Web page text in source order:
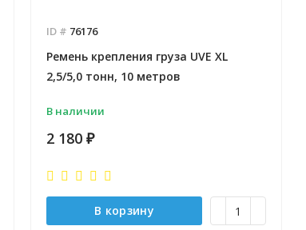
ID # 76176
Ремень крепления груза UVE XL
2,5/5,0 тонн, 10 метров
В наличии
2 180₽
В корзину